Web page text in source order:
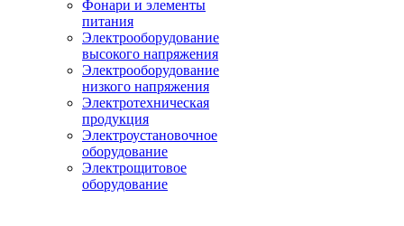
Фонари и элементы
питания
Электрооборудование
высокого напряжения
Электрооборудование
низкого напряжения
Электротехническая
продукция
Электроустановочное
оборудование
Электрощитовое
оборудование